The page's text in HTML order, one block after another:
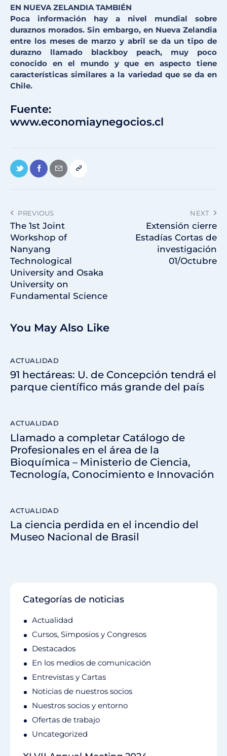
EN NUEVA ZELANDIA TAMBIÉN
Poca información hay a nivel mundial sobre
duraznos morados. Sin embargo, en Nueva Zelandia
entre los meses de marzo y abril se da un tipo de
durazno llamado blackboy peach, muy poco
conocido en el mundo y que en aspecto tiene
características similares a la variedad que se da en
Chile.
Fuente:
www.economiaynegocios.cl
PREVIOUS
The 1st Joint
Workshop of
Nanyang
Technological
University and Osaka
University on
Fundamental Science
NEXT
Extensión cierre
Estadías Cortas de
investigación
01/Octubre
You May Also Like
ACTUALIDAD
91 hectáreas: U. de Concepción tendrá el
parque científico más grande del país
ACTUALIDAD
Llamado a completar Catálogo de
Profesionales en el área de la
Bioquímica – Ministerio de Ciencia,
Tecnología, Conocimiento e Innovación
ACTUALIDAD
La ciencia perdida en el incendio del
Museo Nacional de Brasil
Categorías de noticias
Actualidad
Cursos, Simposios y Congresos
Destacados
En los medios de comunicación
Entrevistas y Cartas
Noticias de nuestros socios
Nuestros socios y entorno
Ofertas de trabajo
Uncategorized